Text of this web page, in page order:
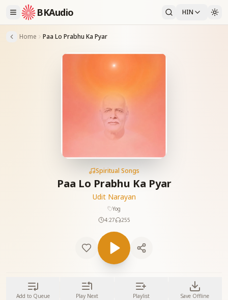
BKAudio HIN
Home Paa Lo Prabhu Ka Pyar
Spiritual Songs
Paa Lo Prabhu Ka Pyar
Udit Narayan
Yog
4:27
255
Add to Queue Play Next Playlist Save Offline